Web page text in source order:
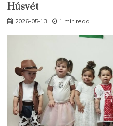
Húsvét
2026-05-13 1 min read